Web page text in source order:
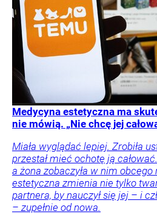
Medycyna estetyczna ma
nie mówią. „Nie chcę jej
Miała wyglądać lepiej. Zrobiła
przestał mieć ochotę ją
a żona zobaczyła w nim
estetyczna zmienia nie tylko
partnera, by nauczył się jej – i
– zupełnie od nowa.